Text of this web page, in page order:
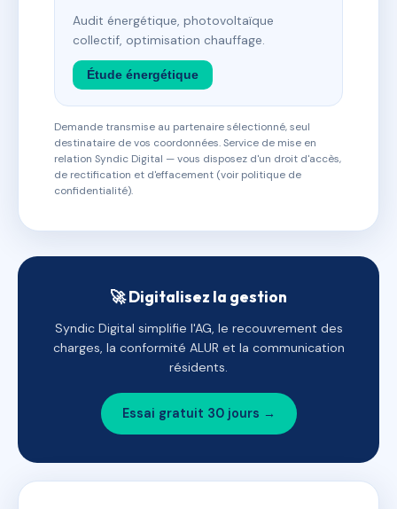
Audit énergétique, photovoltaïque
collectif, optimisation chauffage.
Étude énergétique
Demande transmise au partenaire sélectionné, seul
destinataire de vos coordonnées. Service de mise en
relation Syndic Digital — vous disposez d'un droit d'accès,
de rectification et d'effacement (voir politique de
confidentialité).
🚀 Digitalisez la gestion
Syndic Digital simplifie l'AG, le recouvrement des
charges, la conformité ALUR et la communication
résidents.
Essai gratuit 30 jours →